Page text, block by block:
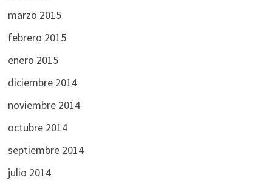
marzo 2015
febrero 2015
enero 2015
diciembre 2014
noviembre 2014
octubre 2014
septiembre 2014
julio 2014